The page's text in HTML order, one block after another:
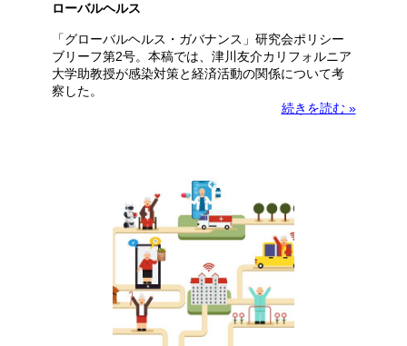
ローバルヘルス
「グローバルヘルス・ガバナンス」研究会ポリシー
ブリーフ第2号。本稿では、津川友介カリフォルニア
大学助教授が感染対策と経済活動の関係について考
察した。
続きを読む »